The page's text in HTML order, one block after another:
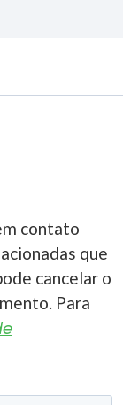
contato
que
cancelar o
Para